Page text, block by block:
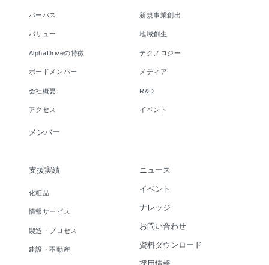
パーパス
バリュー
AlphaDriveの特徴
ボードメンバー
会社概要
アクセス
メンバー
新規事業創出
地域創生
テクノロジー
メディア
R&D
イベント
支援実績
化粧品
情報サービス
製造・プロセス
建設・不動産
ニュース
イベント
ナレッジ
お問い合わせ
資料ダウンロード